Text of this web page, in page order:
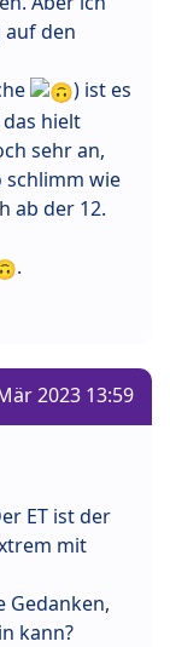
auf den
) ist es
hielt
sehr an,
schlimm wie
ab der 12.
.
2023 13:59
ET ist der
mit
Gedanken,
kann?